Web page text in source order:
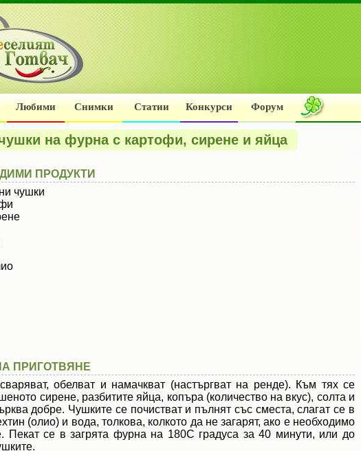
Любими Снимки Статии Конкурси Форум
на фурна с картофи, сирене и яйца
ПРОДУКТИ
чушки
ПРИГОТВЯНЕ
обелват и намачкват (настъргват на ренде). Към тях се
сирене, разбитите яйца, копъра (количество на вкус), солта и
добре. Чушките се почистват и пълнят със сместа, слагат се в
(олио) и вода, толкова, колкото да не загарят, ако е необходимо
Пекат се в загрята фурна на 180С градуса за 40 минути, или до